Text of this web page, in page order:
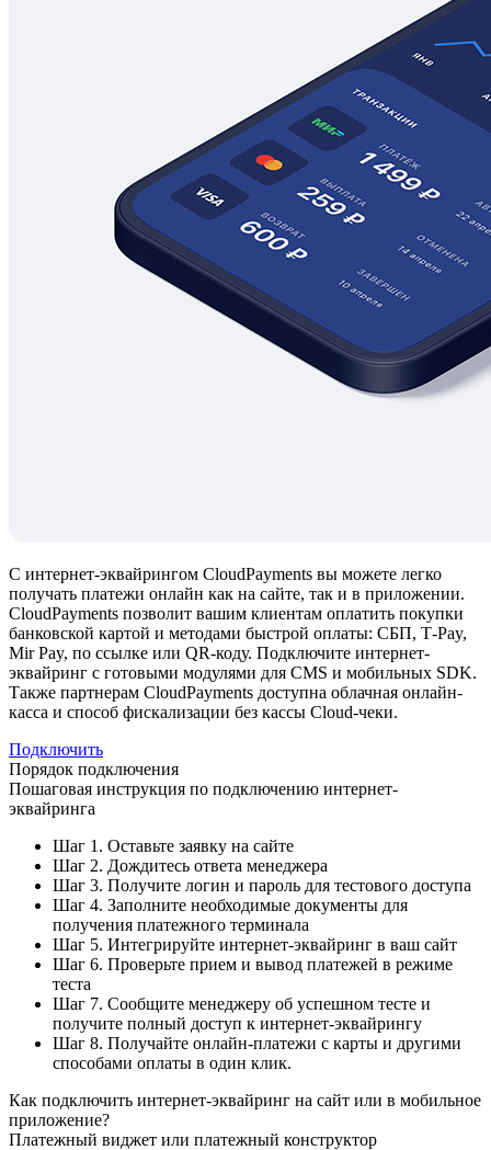
С интернет-эквайрингом CloudPayments вы можете легко
получать платежи онлайн как на сайте, так и в приложении.
CloudPayments позволит вашим клиентам оплатить покупки
банковской картой и методами быстрой оплаты: СБП, T‑Pay,
Mir Pay, по ссылке или QR-коду. Подключите интернет-
эквайринг с готовыми модулями для CMS и мобильных SDK.
Также партнерам СloudPayments доступна облачная онлайн-
касса и способ фискализации без кассы Cloud-чеки.
Подключить
Порядок подключения
Пошаговая инструкция по подключению интернет-
эквайринга
Шаг 1. Оставьте заявку на сайте
Шаг 2. Дождитесь ответа менеджера
Шаг 3. Получите логин и пароль для тестового доступа
Шаг 4. Заполните необходимые документы для
получения платежного терминала
Шаг 5. Интегрируйте интернет-эквайринг в ваш сайт
Шаг 6. Проверьте прием и вывод платежей в режиме
теста
Шаг 7. Сообщите менеджеру об успешном тесте и
получите полный доступ к интернет-эквайрингу
Шаг 8. Получайте онлайн-платежи с карты и другими
способами оплаты в один клик.
Как подключить интернет-эквайринг на сайт или в мобильное
приложение?
Платежный виджет или платежный конструктор